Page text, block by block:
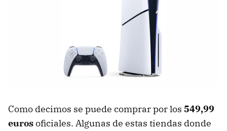
Como decimos se puede comprar por los 549,99
eurosoficiales. Algunas de estas tiendas donde